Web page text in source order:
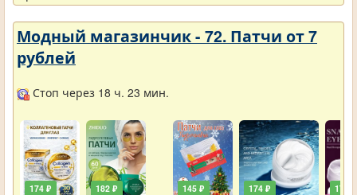
Модный магазинчик - 72. Патчи от 7
рублей
Стоп через 18 ч. 23 мин.
174 ₽ 182 ₽ 145 ₽ 174 ₽ 174 ₽